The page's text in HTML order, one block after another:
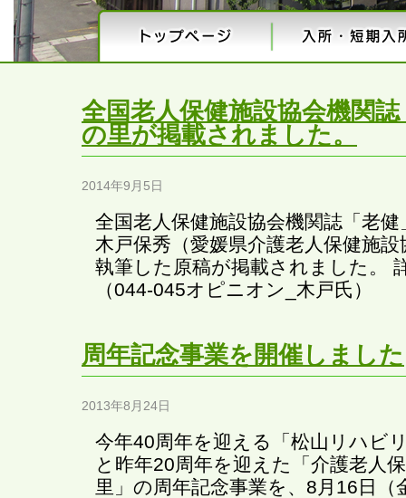
全国老人保健施設協会機関
の里が掲載されました。
2014年9月5日
全国老人保健施設協会機関誌「老
木戸保秀（愛媛県介護老人保健施
執筆した原稿が掲載されました。
（044-045オピニオン_木戸氏）
周年記念事業を開催しました
2013年8月24日
今年40周年を迎える「松山リハビ
と昨年20周年を迎えた「介護老人
里」の周年記念事業を、8月16日（